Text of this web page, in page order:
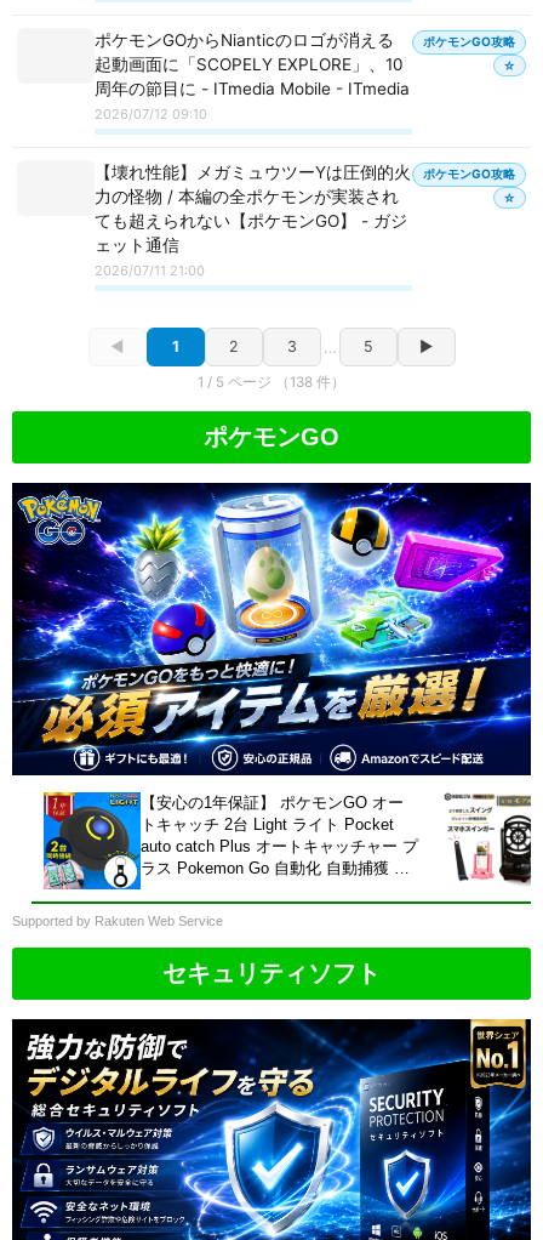
ポケモンGOからNianticのロゴが消える
起動画面に「SCOPELY EXPLORE」、10
周年の節目に - ITmedia Mobile - ITmedia
2026/07/12 09:10
ポケモンGO攻略
☆
【壊れ性能】メガミュウツーYは圧倒的火
力の怪物 / 本編の全ポケモンが実装され
ても超えられない【ポケモンGO】 - ガジ
ェット通信
2026/07/11 21:00
ポケモンGO攻略
☆
◀ 1 2 3 … 5 ▶
1 / 5 ページ （138 件）
ポケモンGO
【安心の1年保証】 ポケモンGO オー
トキャッチ 2台 Light ライト Pocket
auto catch Plus オートキャッチャー プ
ラス Pokemon Go 自動化 自動捕獲 ゴ
Supported by Rakuten Web Service
セキュリティソフト